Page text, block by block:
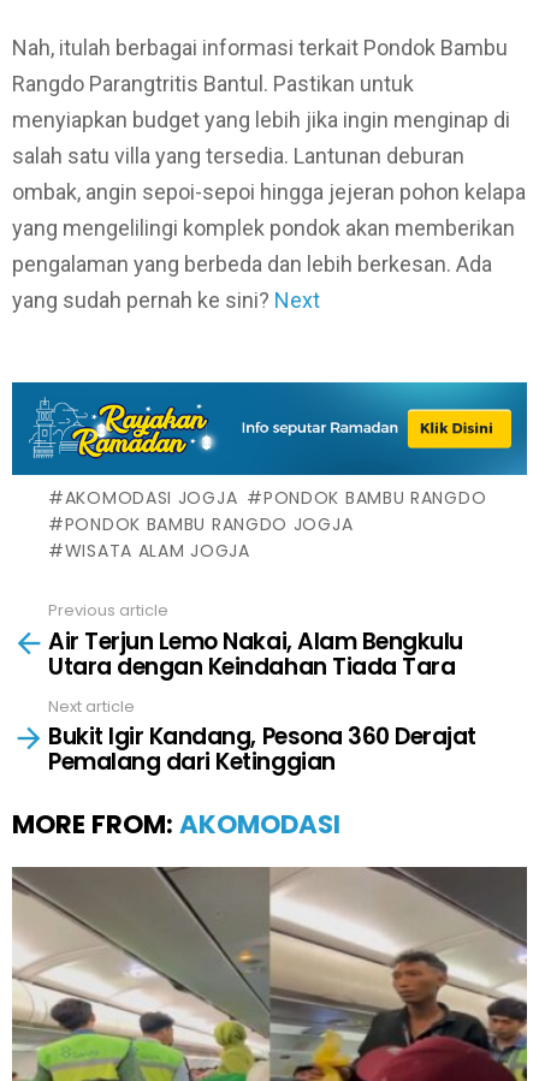
Nah, itulah berbagai informasi terkait Pondok Bambu
Rangdo Parangtritis Bantul. Pastikan untuk
menyiapkan budget yang lebih jika ingin menginap di
salah satu villa yang tersedia. Lantunan deburan
ombak, angin sepoi-sepoi hingga jejeran pohon kelapa
yang mengelilingi komplek pondok akan memberikan
pengalaman yang berbeda dan lebih berkesan. Ada
yang sudah pernah ke sini? Next
AKOMODASI JOGJA
PONDOK BAMBU RANGDO
PONDOK BAMBU RANGDO JOGJA
WISATA ALAM JOGJA
more
Previous article
Air Terjun Lemo Nakai, Alam Bengkulu
Utara dengan Keindahan Tiada Tara
Next article
Bukit Igir Kandang, Pesona 360 Derajat
Pemalang dari Ketinggian
MORE FROM: AKOMODASI